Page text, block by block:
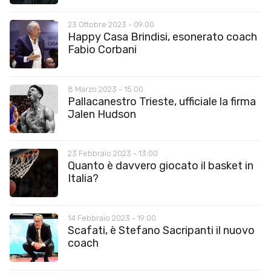
23 Ottobre 2023 - 09:00
Happy Casa Brindisi, esonerato coach
Fabio Corbani
8 Marzo 2023 - 15:00
Pallacanestro Trieste, ufficiale la firma
Jalen Hudson
23 Febbraio 2023 - 13:00
Quanto è davvero giocato il basket in
Italia?
14 Febbraio 2023 - 19:00
Scafati, è Stefano Sacripanti il nuovo
coach